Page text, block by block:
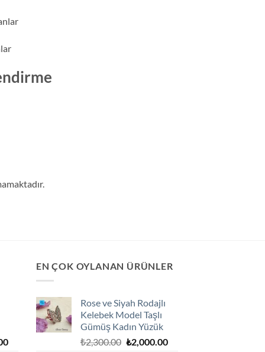
Şu
EN ÇOK OYLANAN ÜRÜNLER
Rose ve Siyah Rodajlı
Kelebek Model Taşlı
Gümüş Kadın Yüzük
₺2,300.00 Orijinal
₺2,000.00Şu